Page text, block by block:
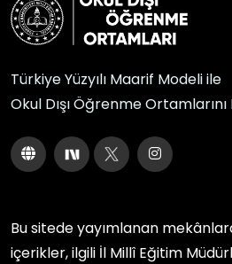
Türkiye Yüzyılı Maarif Modeli ile
Okul Dışı Öğrenme
Bu sitede yayımlanan
içerikler, ilgili İl Millî Eğitim